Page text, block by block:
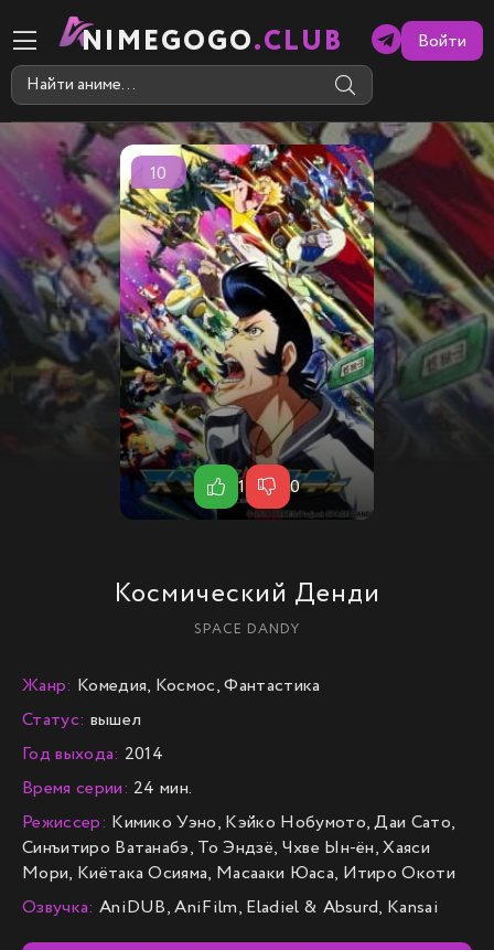
NIMEGOGO.CLUB Войти
Космический Денди
SPACE DANDY
10
1 0
Жанр: Комедия, Космос, Фантастика
Статус: вышел
Год выхода: 2014
Время серии: 24 мин.
Режиссер: Кимико Уэно, Кэйко Нобумото, Даи Сато,
Синъитиро Ватанабэ, То Эндзё, Чхве Ын-ён, Хаяси
Мори, Киётака Осияма, Масааки Юаса, Итиро Окоти
Озвучка: AniDUB, AniFilm, Eladiel & Absurd, Kansai